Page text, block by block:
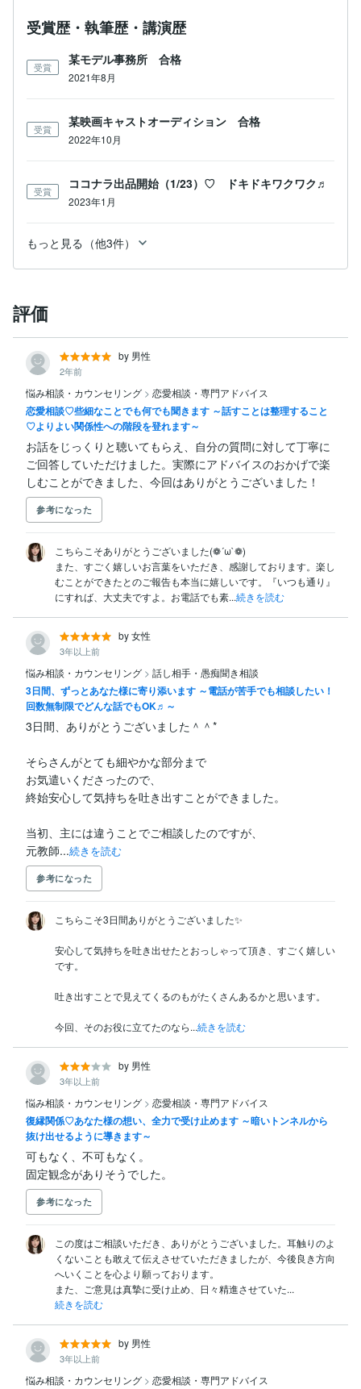
受賞歴・執筆歴・講演歴
受賞
某モデル事務所 合格
2021年8月
受賞
某映画キャストオーディション 合格
2022年10月
受賞
ココナラ出品開始（1/23）♡ ドキドキワクワク♬
2023年1月
もっと見る（他3件）
評価
by 男性
2年前
悩み相談・カウンセリング > 恋愛相談・専門アドバイス
恋愛相談♡些細なことでも何でも聞きます ～話すことは整理すること
♡よりよい関係性への階段を登れます～
お話をじっくりと聴いてもらえ、自分の質問に対して丁寧に
ご回答していただけました。実際にアドバイスのおかげで楽
しむことができました、今回はありがとうございました！
参考になった
こちらこそありがとうございました(❁´ω`❁)
また、すごく嬉しいお言葉をいただき、感謝しております。楽し
むことができたとのご報告も本当に嬉しいです。『いつも通り』
にすれば、大丈夫ですよ。お電話でも素...続きを読む
by 女性
3年以上前
悩み相談・カウンセリング > 話し相手・愚痴聞き相談
3日間、ずっとあなた様に寄り添います ～電話が苦手でも相談したい！
回数無制限でどんな話でもOK♬～
3日間、ありがとうございました＾＾*
そらさんがとても細やかな部分まで
お気遣いくださったので、
終始安心して気持ちを吐き出すことができました。
当初、主には違うことでご相談したのですが、
元教師...続きを読む
参考になった
こちらこそ3日間ありがとうございました✨
安心して気持ちを吐き出せたとおっしゃって頂き、すごく嬉しい
です。
吐き出すことで見えてくるのもがたくさんあるかと思います。
今回、そのお役に立てたのなら...続きを読む
by 男性
3年以上前
悩み相談・カウンセリング > 恋愛相談・専門アドバイス
復縁関係♡あなた様の想い、全力で受け止めます ～暗いトンネルから
抜け出せるように導きます～
可もなく、不可もなく。
固定観念がありそうでした。
参考になった
この度はご相談いただき、ありがとうございました。耳触りのよ
くないことも敢えて伝えさせていただきましたが、今後良き方向
へいくことを心より願っております。
また、ご意見は真摯に受け止め、日々精進させていた...
続きを読む
by 男性
3年以上前
悩み相談・カウンセリング > 恋愛相談・専門アドバイス